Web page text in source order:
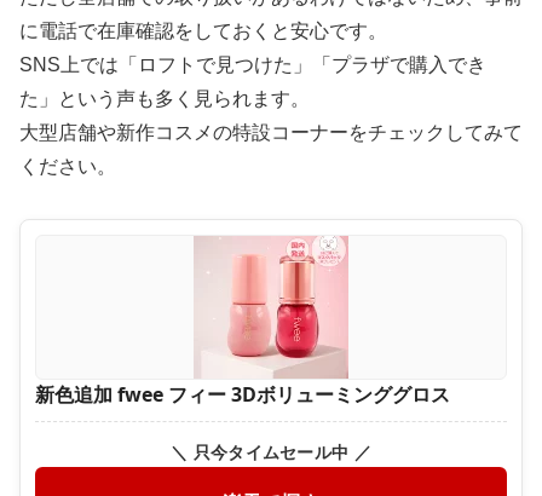
に電話で在庫確認をしておくと安心です。
SNS上では「ロフトで見つけた」「プラザで購入でき
た」という声も多く見られます。
大型店舗や新作コスメの特設コーナーをチェックしてみて
ください。
新色追加 fwee フィー 3Dボリューミンググロス
＼ 只今タイムセール中 ／